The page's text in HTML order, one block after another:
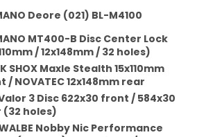
Deore (021) BL-M4100
MT400-B Disc Center Lock
/ 12x148mm / 32 holes)
SHOX Maxle Stealth 15x110mm
/ NOVATEC 12x148mm rear
Valor 3 Disc 622x30 front / 584x30
(32 holes)
Nobby Nic Performance